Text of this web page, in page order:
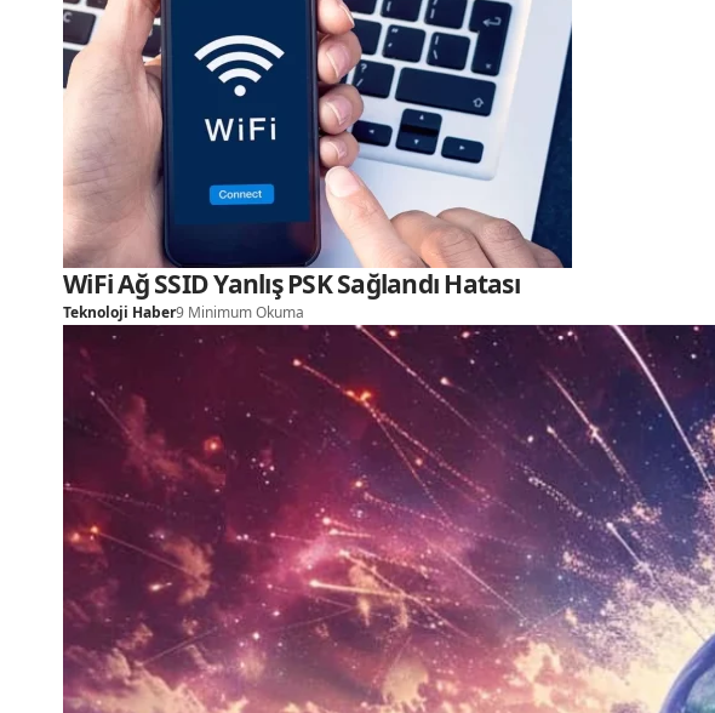
WiFi Ağ SSID Yanlış PSK Sağlandı Hatası
Teknoloji Haber9 Minimum Okuma